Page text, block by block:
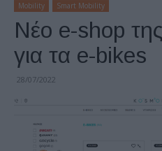
Mobility Smart Mobility
Νέο e-shop
για τα e-bikes
28/07/2022